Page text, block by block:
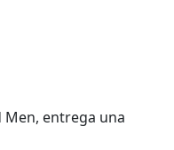
Men, entrega una